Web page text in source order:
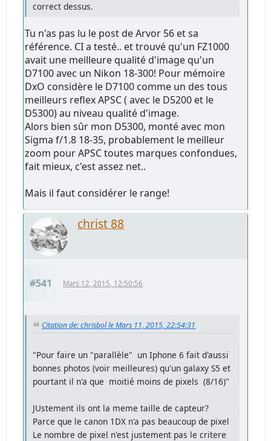
correct dessus.
Tu n'as pas lu le post de Arvor 56 et sa
référence. CI a testé.. et trouvé qu'un FZ1000
avait une meilleure qualité d'image qu'un
D7100 avec un Nikon 18-300! Pour mémoire
DxO considère le D7100 comme un des tous
meilleurs reflex APSC ( avec le D5200 et le
D5300) au niveau qualité d'image.
Alors bien sûr mon D5300, monté avec mon
Sigma f/1.8 18-35, probablement le meilleur
zoom pour APSC toutes marques confondues,
fait mieux, c'est assez net..
Mais il faut considérer le range!
christ 88
#541 Mars 12, 2015, 12:50:56
Citation de: chrisbol le Mars 11, 2015, 22:54:31
"Pour faire un "parallèle" un Iphone 6 fait d'aussi
bonnes photos (voir meilleures) qu'un galaxy S5 et
pourtant il n'a que moitié moins de pixels (8/16)"
JUstement ils ont la meme taille de capteur?
Parce que le canon 1DX n'a pas beaucoup de pixel
Le nombre de pixel n'est justement pas le critere